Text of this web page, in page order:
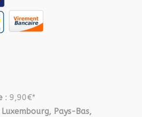
: 9,90€*
Luxembourg, Pays-Bas,